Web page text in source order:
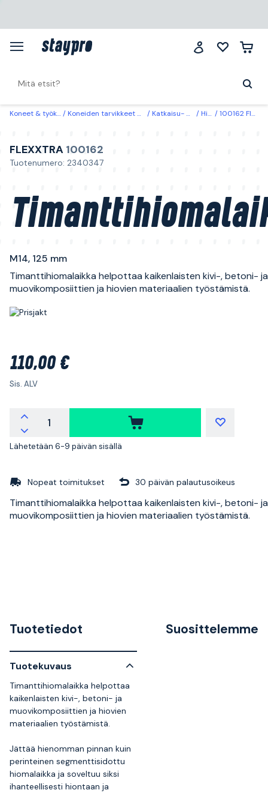
Koneet & työkalut Koneiden tarvikkeet & käyttöosat Katkaisu- & hiontalaikat Hiontakupit 100162 Flexxtra Timanttihiomalaikka M14, 125 mm
FLEXXTRA 100162
Tuotenumero: 2340347
M14, 125 mm
Timanttihiomalaikka helpottaa kaikenlaisten kivi-, betoni- ja
muovikomposiittien ja hiovien materiaalien työstämistä.
110,00 €
Sis. ALV
Lähetetään 6-9 päivän sisällä
Nopeat toimitukset 30 päivän palautusoikeus
Timanttihiomalaikka helpottaa kaikenlaisten kivi-, betoni- ja
muovikomposiittien ja hiovien materiaalien työstämistä.
Tuotetiedot
Tuotekuvaus
Timanttihiomalaikka helpottaa
kaikenlaisten kivi-, betoni- ja
muovikomposiittien ja hiovien
materiaalien työstämistä.
Jättää hienomman pinnan kuin
perinteinen segmenttisidottu
hiomalaikka ja soveltuu siksi
ihanteellisesti hiontaan ja
Suosittelemme